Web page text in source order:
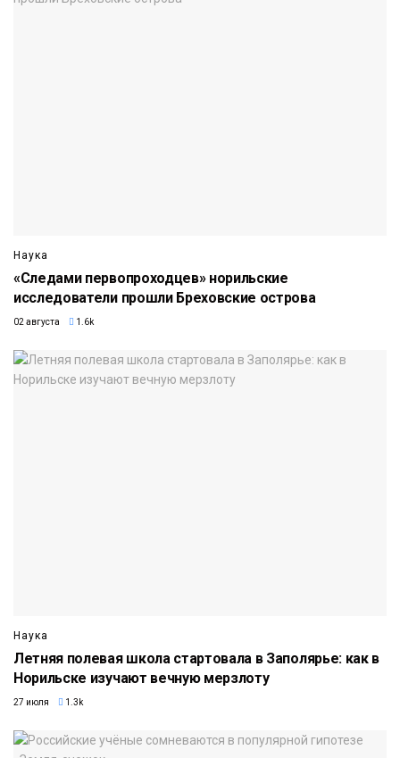
Наука
«Следами первопроходцев» норильские
исследователи прошли Бреховские острова
02 августа 1.6k
Наука
Летняя полевая школа стартовала в Заполярье: как в
Норильске изучают вечную мерзлоту
27 июля 1.3k